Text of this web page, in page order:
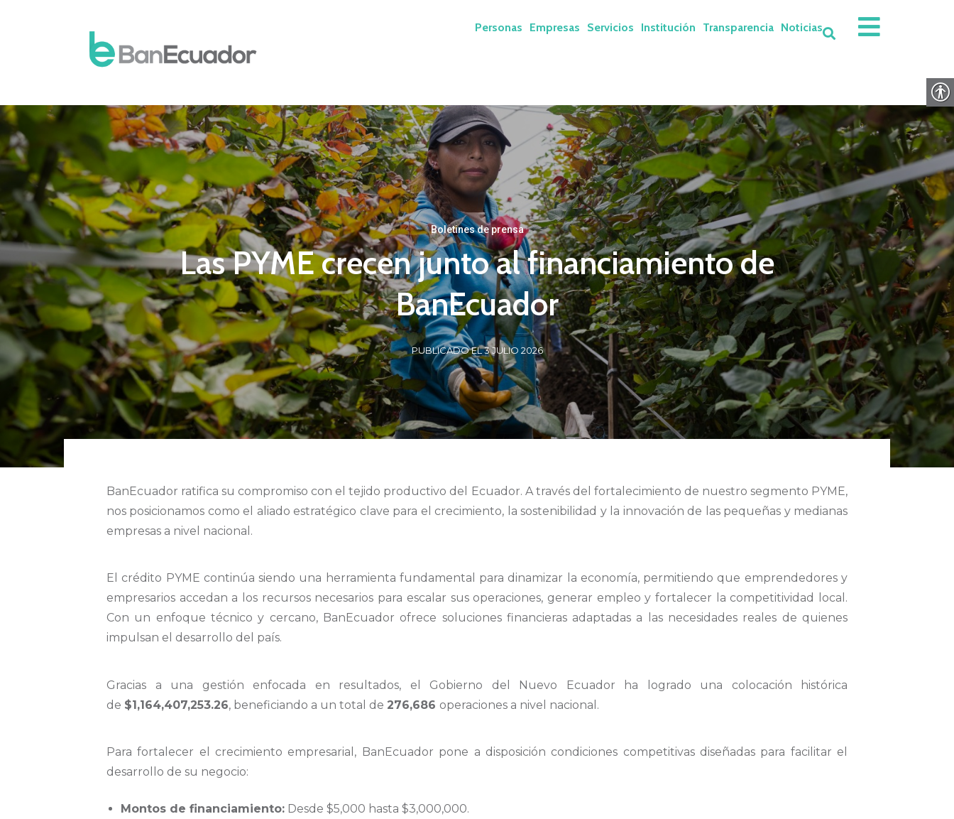
Personas Empresas Servicios Institución Transparencia Noticias
Boletines de prensa
Las PYME crecen junto al financiamiento de
BanEcuador
PUBLICADO EL 3 JULIO 2026
BanEcuador ratifica su compromiso con el tejido productivo del Ecuador. A través del fortalecimiento de nuestro segmento PYME,
nos posicionamos como el aliado estratégico clave para el crecimiento, la sostenibilidad y la innovación de las pequeñas y medianas
empresas a nivel nacional.
El crédito PYME continúa siendo una herramienta fundamental para dinamizar la economía, permitiendo que emprendedores y
empresarios accedan a los recursos necesarios para escalar sus operaciones, generar empleo y fortalecer la competitividad local.
Con un enfoque técnico y cercano, BanEcuador ofrece soluciones financieras adaptadas a las necesidades reales de quienes
impulsan el desarrollo del país.
Gracias a una gestión enfocada en resultados, el Gobierno del Nuevo Ecuador ha logrado una colocación histórica
de $1,164,407,253.26, beneficiando a un total de 276,686 operaciones a nivel nacional.
Para fortalecer el crecimiento empresarial, BanEcuador pone a disposición condiciones competitivas diseñadas para facilitar el
desarrollo de su negocio:
Montos de financiamiento: Desde $5,000 hasta $3,000,000.